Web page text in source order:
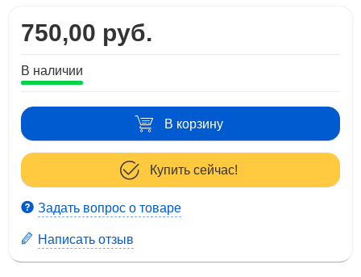
750,00 руб.
В наличии
В корзину
Купить сейчас!
Задать вопрос о товаре
Написать отзыв